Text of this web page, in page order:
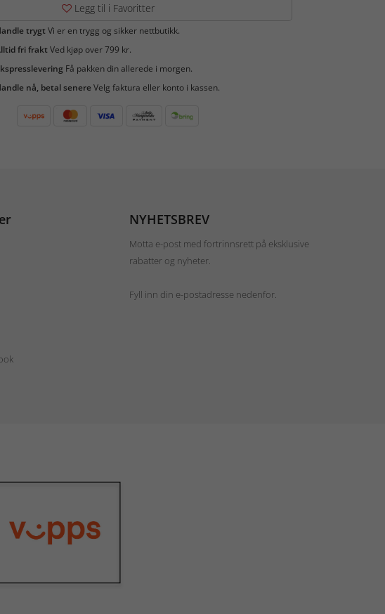
Legg til i Favoritter
trygtVi er en trygg og sikker nettbutikk.
fri fraktVed kjøp over 799 kr.
Få pakken din allerede i morgen.
nå, betal senereVelg faktura eller konto i kassen.
NYHETSBREV
Motta e-post med fortrinnsrett på eksklusive
rabatter og nyheter.
Fyll inn din e-postadresse nedenfor.